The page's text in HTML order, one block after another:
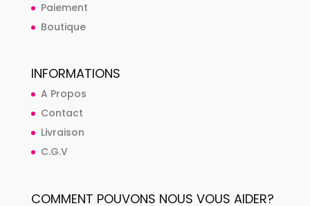
Paiement
Boutique
INFORMATIONS
A Propos
Contact
Livraison
C.G.V
COMMENT POUVONS NOUS VOUS AIDER?